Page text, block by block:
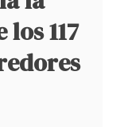
117